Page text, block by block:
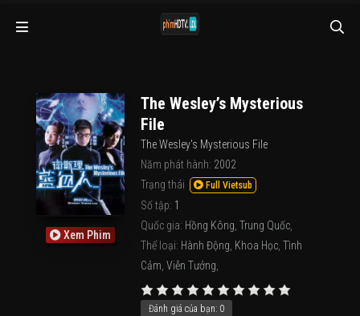
Xem Phim
The Wesley’s Mysterious
File
The Wesley's Mysterious File
Năm phát hành: 2002
Trạng thái
Full Vietsub
Số tập: 1
Quốc gia: Hồng Kông Trung Quốc
Thể loại: Hành Động Khoa Học Tình
Cảm Viễn Tưởng
Đánh giá của bạn: 0